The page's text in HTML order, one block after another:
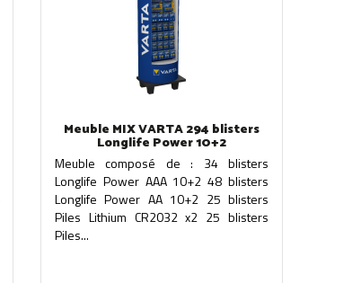
Meuble MIX VARTA 294 blisters
Longlife Power 10+2
Meuble composé de : 34 blisters
Longlife Power AAA 10+2 48 blisters
Longlife Power AA 10+2 25 blisters
Piles Lithium CR2032 x2 25 blisters
Piles...